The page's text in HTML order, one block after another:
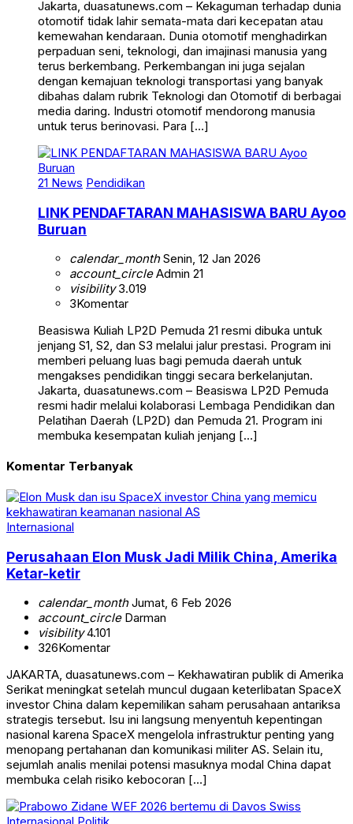
Jakarta, duasatunews.com – Kekaguman terhadap dunia
otomotif tidak lahir semata-mata dari kecepatan atau
kemewahan kendaraan. Dunia otomotif menghadirkan
perpaduan seni, teknologi, dan imajinasi manusia yang
terus berkembang. Perkembangan ini juga sejalan
dengan kemajuan teknologi transportasi yang banyak
dibahas dalam rubrik Teknologi dan Otomotif di berbagai
media daring. Industri otomotif mendorong manusia
untuk terus berinovasi. Para […]
21 News Pendidikan
LINK PENDAFTARAN MAHASISWA BARU Ayoo
Buruan
calendar_monthSenin, 12 Jan 2026
account_circleAdmin 21
visibility3.019
3Komentar
Beasiswa Kuliah LP2D Pemuda 21 resmi dibuka untuk
jenjang S1, S2, dan S3 melalui jalur prestasi. Program ini
memberi peluang luas bagi pemuda daerah untuk
mengakses pendidikan tinggi secara berkelanjutan.
Jakarta, duasatunews.com – Beasiswa LP2D Pemuda
resmi hadir melalui kolaborasi Lembaga Pendidikan dan
Pelatihan Daerah (LP2D) dan Pemuda 21. Program ini
membuka kesempatan kuliah jenjang […]
Komentar Terbanyak
Internasional
Perusahaan Elon Musk Jadi Milik China, Amerika
Ketar-ketir
calendar_monthJumat, 6 Feb 2026
account_circleDarman
visibility4.101
326Komentar
JAKARTA, duasatunews.com – Kekhawatiran publik di Amerika
Serikat meningkat setelah muncul dugaan keterlibatan SpaceX
investor China dalam kepemilikan saham perusahaan antariksa
strategis tersebut. Isu ini langsung menyentuh kepentingan
nasional karena SpaceX mengelola infrastruktur penting yang
menopang pertahanan dan komunikasi militer AS. Selain itu,
sejumlah analis menilai potensi masuknya modal China dapat
membuka celah risiko kebocoran […]